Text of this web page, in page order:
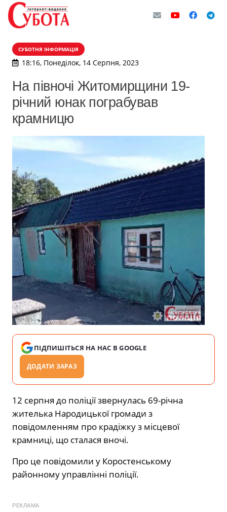
СУБОТНЯ ІНФОРМАЦІЯ
18:16, Понеділок, 14 Серпня, 2023
На півночі Житомирщини 19-
річний юнак пограбував
крамницю
ПІДПИШІТЬСЯ НА НАС В GOOGLE
ДОДАТИ ЗАРАЗ
12 серпня до поліції звернулась 69-річна
жителька Народицької громади з
повідомленням про крадіжку з місцевої
крамниці, що сталася вночі.
Про це повідомили у Коростенському
районному управлінні поліції.
РЕКЛАМА